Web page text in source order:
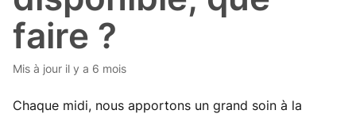
faire ?
Mis à jour il y a 6 mois
Chaque midi, nous apportons un grand soin à la